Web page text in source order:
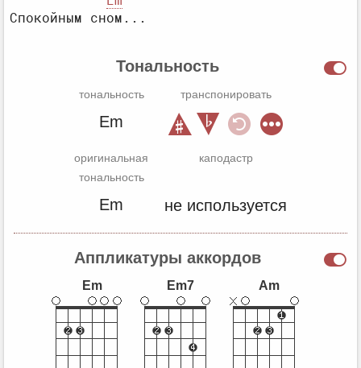
Тональность
тональность
Em
оригинальная
тональность
Em
транспонировать
каподастр
не используется
Аппликатуры аккордов
Em Em7 Am